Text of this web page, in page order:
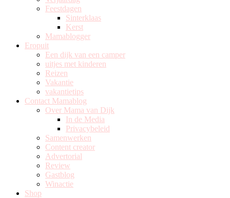
Feestdagen
Sinterklaas
Kerst
Mamablogger
Eropuit
Een dijk van een camper
uitjes met kinderen
Reizen
Vakantie
vakantietips
Contact Mamablog
Over Mama van Dijk
In de Media
Privacybeleid
Samenwerken
Content creator
Advertorial
Review
Gastblog
Winactie
Shop